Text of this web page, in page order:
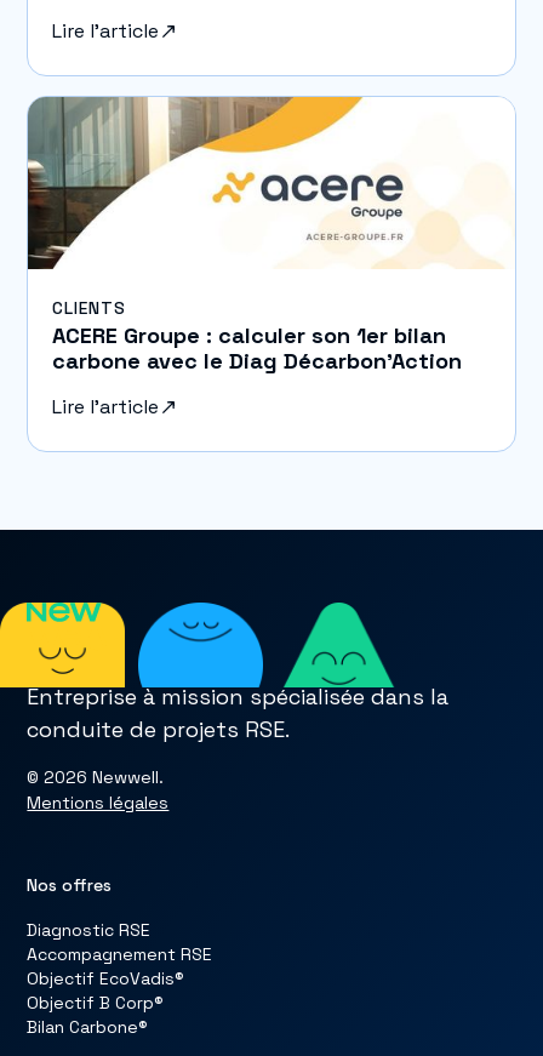
Lire l'article
CLIENTS
ACERE Groupe : calculer son 1er bilan
carbone avec le Diag Décarbon’Action
Lire l'article
Entreprise à mission spécialisée dans la
conduite de projets RSE.
© 2026 Newwell.
Mentions légales
Nos offres
Diagnostic RSE
Accompagnement RSE
Objectif EcoVadis®
Objectif B Corp®
Bilan Carbone®